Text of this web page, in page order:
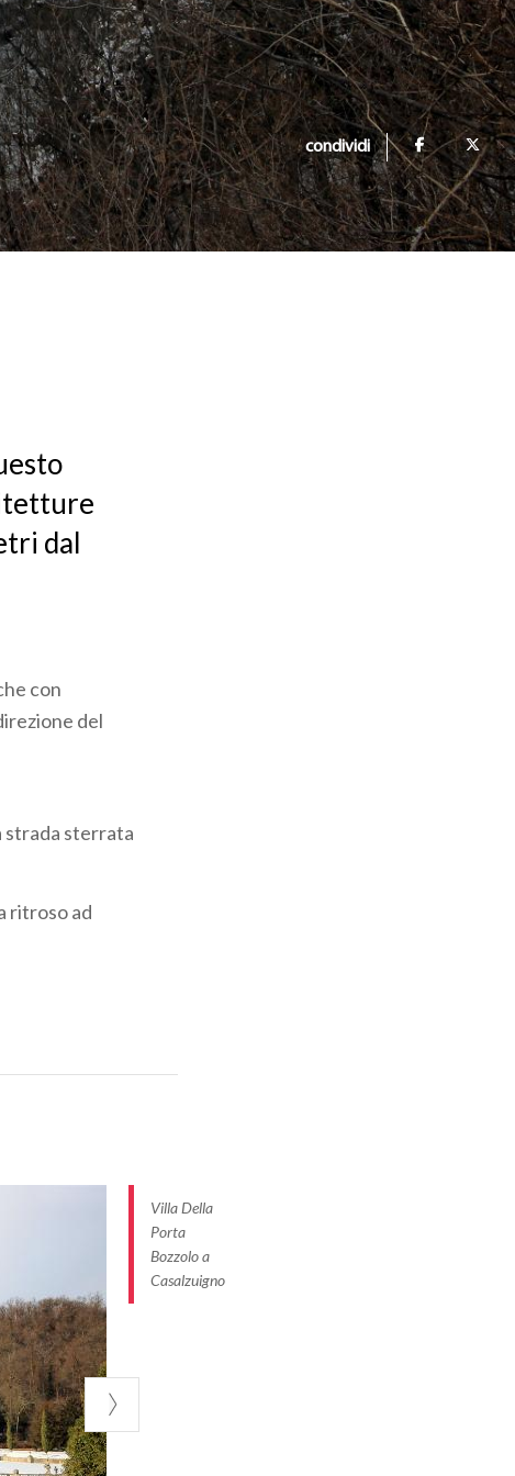
condividi
dal
con
del
strada sterrata
ritroso ad
salita di San
arricchita da
Villa Della
Porta
Bozzolo a
Casalzuigno